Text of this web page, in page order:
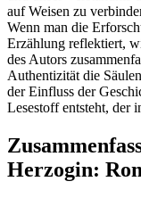
auf Weisen zu
Wenn man die
Erzählung reflektiert,
des Autors
Authentizität die
der Einfluss der
Lesestoff entsteht, der
Herzogin: